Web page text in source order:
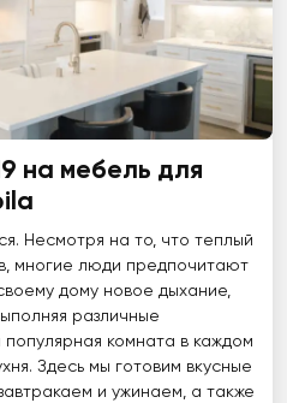
на мебель для
Несмотря на то, что теплый
многие люди предпочитают
дому новое дыхание,
различные
комната в каждом
Здесь мы готовим вкусные
и ужинаем, а также